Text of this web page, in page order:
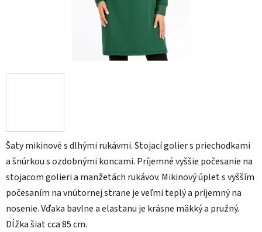
Šaty mikinové s dlhými rukávmi. Stojací golier s priechodkami
a šnúrkou s ozdobnými koncami. Príjemné vyššie počesanie na
stojacom golieri a manžetách rukávov. Mikinový úplet s vyšším
počesaním na vnútornej strane je veľmi teplý a príjemný na
nosenie. Vďaka bavlne a elastanu je krásne mäkký a pružný.
Dĺžka šiat cca 85 cm.